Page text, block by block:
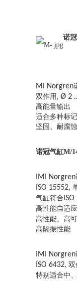
诺
MI Norgren
双作用 , Ø 2
高能量输出
适合多种标
坚固、耐腐
诺冠气缸M/
IMI Norgren
ISO 15552,
气缸符合
高性能自适
高性能、高
高隔振性能
IMI Norgren
ISO 6432, 双
特别适合中